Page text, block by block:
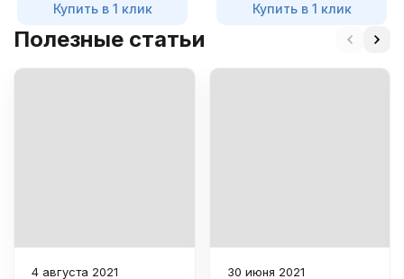
Купить в 1 клик Купить в 1 клик
Полезные статьи
4 августа 2021 30 июня 2021